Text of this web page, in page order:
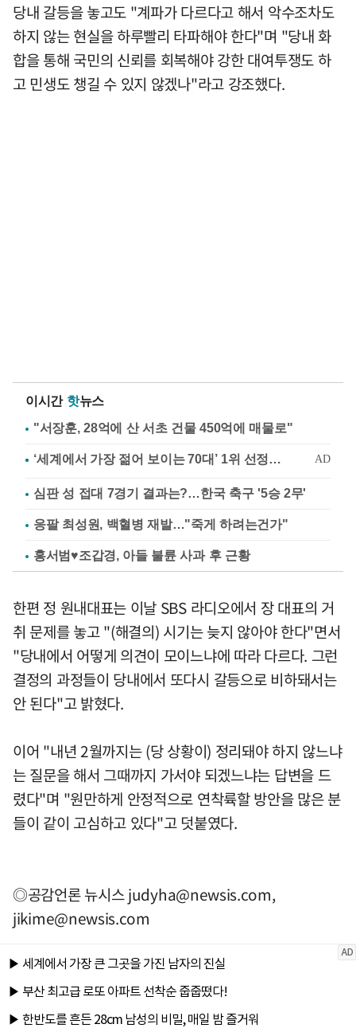
당내 갈등을 놓고도 "계파가 다르다고 해서 악수조차도
하지 않는 현실을 하루빨리 타파해야 한다"며 "당내 화
합을 통해 국민의 신뢰를 회복해야 강한 대여투쟁도 하
고 민생도 챙길 수 있지 않겠나"라고 강조했다.
이시간 핫뉴스
"서장훈, 28억에 산 서초 건물 450억에 매물로"
심판 성 접대 7경기 결과는?…한국 축구 '5승 2무'
응팔 최성원, 백혈병 재발…"죽게 하려는건가"
홍서범♥조갑경, 아들 불륜 사과 후 근황
한편 정 원내대표는 이날 SBS 라디오에서 장 대표의 거
취 문제를 놓고 "(해결의) 시기는 늦지 않아야 한다"면서
"당내에서 어떻게 의견이 모이느냐에 따라 다르다. 그런
결정의 과정들이 당내에서 또다시 갈등으로 비하돼서는
안 된다"고 밝혔다.
이어 "내년 2월까지는 (당 상황이) 정리돼야 하지 않느냐
는 질문을 해서 그때까지 가서야 되겠느냐는 답변을 드
렸다"며 "원만하게 안정적으로 연착륙할 방안을 많은 분
들이 같이 고심하고 있다"고 덧붙였다.
◎공감언론 뉴시스judyha@newsis.com,
jikime@newsis.com